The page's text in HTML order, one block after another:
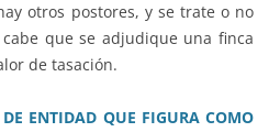
otros postores, y se trate o no
que se adjudique una finca
de tasación.
ENTIDAD QUE FIGURA COMO